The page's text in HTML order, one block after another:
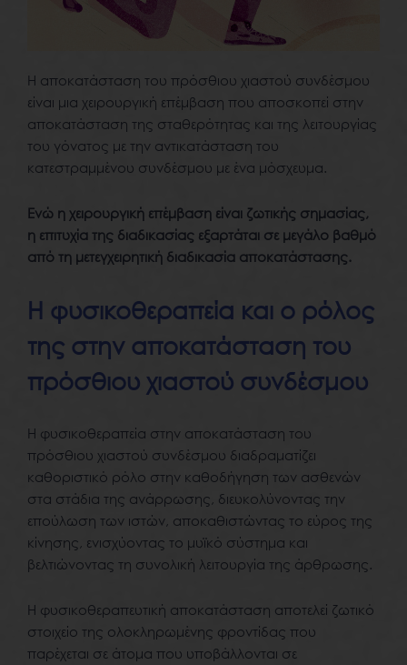
Η αποκατάσταση του πρόσθιου χιαστού συνδέσμου
είναι μια χειρουργική επέμβαση που αποσκοπεί στην
αποκατάσταση της σταθερότητας και της λειτουργίας
του γόνατος με την αντικατάσταση του
κατεστραμμένου συνδέσμου με ένα μόσχευμα.
Ενώ η χειρουργική επέμβαση είναι ζωτικής σημασίας,
η επιτυχία της διαδικασίας εξαρτάται σε μεγάλο βαθμό
από τη μετεγχειρητική διαδικασία αποκατάστασης.
Η φυσικοθεραπεία και ο ρόλος
της στην αποκατάσταση του
πρόσθιου χιαστού συνδέσμου
Η φυσικοθεραπεία στην αποκατάσταση του
πρόσθιου χιαστού συνδέσμου διαδραματίζει
καθοριστικό ρόλο στην καθοδήγηση των ασθενών
στα στάδια της ανάρρωσης, διευκολύνοντας την
επούλωση των ιστών, αποκαθιστώντας το εύρος της
κίνησης, ενισχύοντας το μυϊκό σύστημα και
βελτιώνοντας τη συνολική λειτουργία της άρθρωσης.
Η φυσικοθεραπευτική αποκατάσταση αποτελεί ζωτικό
στοιχείο της ολοκληρωμένης φροντίδας που
παρέχεται σε άτομα που υποβάλλονται σε